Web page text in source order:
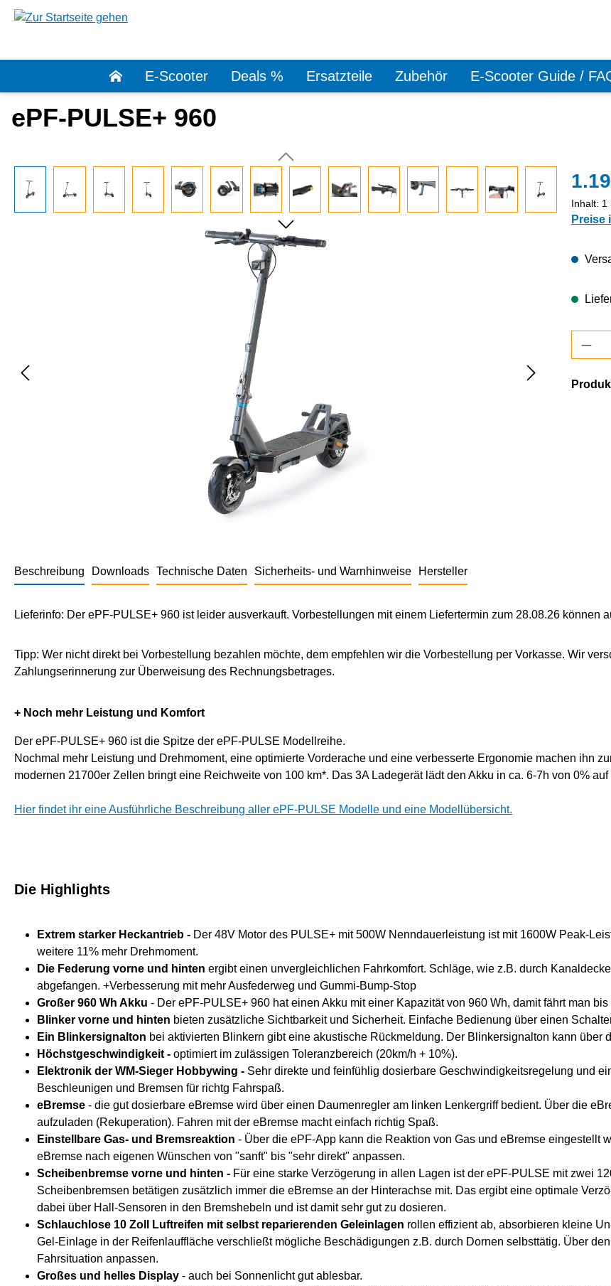
Zur Hauptnavigation springen
E-Scooter Deals % Ersatzteile Zubehör E-Scooter Guide /
ePF-PULSE+ 960
Inhalt: 1
Preise
Beschreibung Downloads Technische Daten Sicherheits- und Warnhinweise Hersteller
Lieferinfo: Der ePF-PULSE+ 960 ist leider ausverkauft. Vorbestellungen mit einem Liefertermin zum 28.08.26 können
Tipp: Wer nicht direkt bei Vorbestellung bezahlen möchte, dem empfehlen wir die Vorbestellung per Vorkasse. Wir
Zahlungserinnerung zur Überweisung des Rechnungsbetrages.
+ Noch mehr Leistung und Komfort
Der ePF-PULSE+ 960 ist die Spitze der ePF-PULSE Modellreihe.
Nochmal mehr Leistung und Drehmoment, eine optimierte Vorderache und eine verbesserte Ergonomie machen ihn
modernen 21700er Zellen bringt eine Reichweite von 100 km*. Das 3A Ladegerät lädt den Akku in ca. 6-7h von 0% auf
Hier findet ihr eine Ausführliche Beschreibung aller ePF-PULSE Modelle und eine Modellübersicht.
Die Highlights
Extrem starker Heckantrieb - Der 48V Motor des PULSE+ mit 500W Nenndauerleistung ist mit 1600W Peak-
weitere 11% mehr Drehmoment.
Die Federung vorne und hinten ergibt einen unvergleichlichen Fahrkomfort. Schläge, wie z.B. durch
abgefangen. +Verbesserung mit mehr Ausfederweg und Gummi-Bump-Stop
Großer 960 Wh Akku - Der ePF-PULSE+ 960 hat einen Akku mit einer Kapazität von 960 Wh, damit fährt man
Blinker vorne und hinten bieten zusätzliche Sichtbarkeit und Sicherheit. Einfache Bedienung über einen
Ein Blinkersignalton bei aktivierten Blinkern gibt eine akustische Rückmeldung. Der Blinkersignalton kann über
Höchstgeschwindigkeit - optimiert im zulässigen Toleranzbereich (20km/h + 10%).
Elektronik der WM-Sieger Hobbywing - Sehr direkte und feinfühlig dosierbare Geschwindigkeitsregelung und
Beschleunigen und Bremsen für richtg Fahrspaß.
eBremse - die gut dosierbare eBremse wird über einen Daumenregler am linken Lenkergriff bedient. Über die
aufzuladen (Rekuperation). Fahren mit der eBremse macht einfach richtig Spaß.
Einstellbare Gas- und Bremsreaktion - Über die ePF-App kann die Reaktion von Gas und eBremse eingestellt
eBremse nach eigenen Wünschen von "sanft" bis "sehr direkt" anpassen.
Scheibenbremse vorne und hinten - Für eine starke Verzögerung in allen Lagen ist der ePF-PULSE mit zwei
Scheibenbremsen betätigen zusätzlich immer die eBremse an der Hinterachse mit. Das ergibt eine optimale
dabei über Hall-Sensoren in den Bremshebeln und ist damit sehr gut zu dosieren.
Schlauchlose 10 Zoll Luftreifen mit selbst reparierenden Geleinlagen rollen effizient ab, absorbieren kleine
Gel-Einlage in der Reifenlauffläche verschließt mögliche Beschädigungen z.B. durch Dornen selbsttätig. Über
Fahrsituation anpassen.
Großes und helles Display - auch bei Sonnenlicht gut ablesbar.